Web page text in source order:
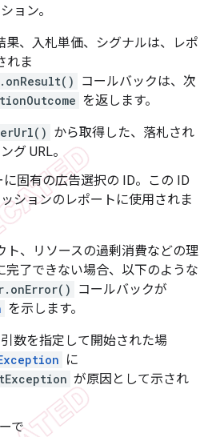
ョン。
果、入札単価、シグナルは、レポ
れま
コールバックは、次
を返します。
から取得した、落札され
グ URL。
固有の広告選択の ID。この ID
ションのレポートに使用されま
ト、リソースの過剰消費などの理
完了できない場合、以下のような
コールバックが
を示します。
数を指定して開始された場
に
が原因として示され
で